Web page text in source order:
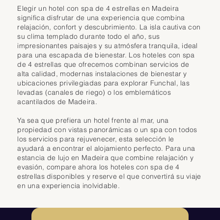
Elegir un hotel con spa de 4 estrellas en Madeira
significa disfrutar de una experiencia que combina
relajación, confort y descubrimiento. La isla cautiva con
su clima templado durante todo el año, sus
impresionantes paisajes y su atmósfera tranquila, ideal
para una escapada de bienestar. Los hoteles con spa
de 4 estrellas que ofrecemos combinan servicios de
alta calidad, modernas instalaciones de bienestar y
ubicaciones privilegiadas para explorar Funchal, las
levadas (canales de riego) o los emblemáticos
acantilados de Madeira.
Ya sea que prefiera un hotel frente al mar, una
propiedad con vistas panorámicas o un spa con todos
los servicios para rejuvenecer, esta selección le
ayudará a encontrar el alojamiento perfecto. Para una
estancia de lujo en Madeira que combine relajación y
evasión, compare ahora los hoteles con spa de 4
estrellas disponibles y reserve el que convertirá su viaje
en una experiencia inolvidable.
El Satsanga Spa & Wellness ofrece una completa gama de tratamientos
faciales y corporales, masajes personalizados, sauna, hammam,
jacuzzi y piscina cubierta climatizada. Esta zona de bienestar permite a
los huéspedes disfrutar de un momento de relajación tras un día
explorando la isla o haciendo senderismo por los paisajes volcánicos
de Madeira.
El hotel también dispone de una gran piscina exterior con vistas al mar,
perfecta para relajarse en el clima templado de la isla. Un moderno
gimnasio completa las instalaciones.
ofrecen un menú variado que destaca los sabores portugueses. El
salón y el bar de la piscina brindan un ambiente agradable para
admirar la puesta de sol sobre el Atlántico.
Gracias a su spa completo, su ubicación frente al mar y su proximidad
a Funchal y al aeropuerto, el Hotel Vila Galé Santa Cruz es una
excelente opción de 4 estrellas en Madeira para una estancia que
combina comodidad, accesibilidad y relajación.